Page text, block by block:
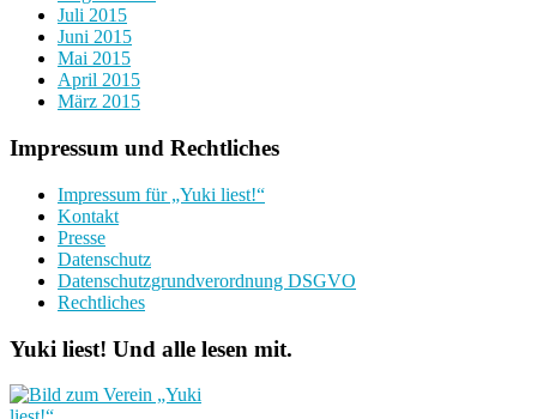
Juli 2015
Juni 2015
Mai 2015
April 2015
März 2015
Impressum und Rechtliches
Impressum für „Yuki liest!“
Kontakt
Presse
Datenschutz
Datenschutzgrundverordnung DSGVO
Rechtliches
Yuki liest! Und alle lesen mit.